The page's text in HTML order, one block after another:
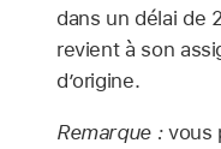
dans un délai de
revient à son
d’origine.
Remarque : vous